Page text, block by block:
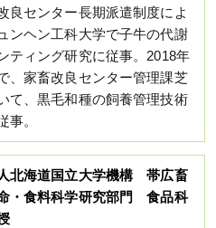
良センター長期派遣制度によ
ンヘン工科大学で子牛の代謝
ティング研究に従事。2018年
、家畜改良センター管理課芝
て、黒毛和種の飼養管理技術
事。
北海道国立大学機構 帯広畜
・食料科学研究部門 食品科